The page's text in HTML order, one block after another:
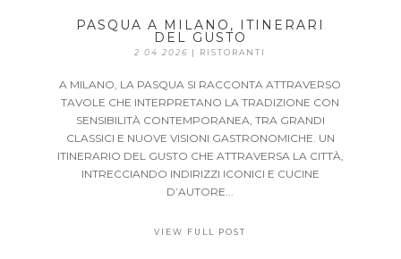
PASQUA A MILANO, ITINERARI
DEL GUSTO
2 04 2026 | RISTORANTI
A MILANO, LA PASQUA SI RACCONTA ATTRAVERSO
TAVOLE CHE INTERPRETANO LA TRADIZIONE CON
SENSIBILITÀ CONTEMPORANEA, TRA GRANDI
CLASSICI E NUOVE VISIONI GASTRONOMICHE. UN
ITINERARIO DEL GUSTO CHE ATTRAVERSA LA CITTÀ,
INTRECCIANDO INDIRIZZI ICONICI E CUCINE
D’AUTORE...
VIEW FULL POST